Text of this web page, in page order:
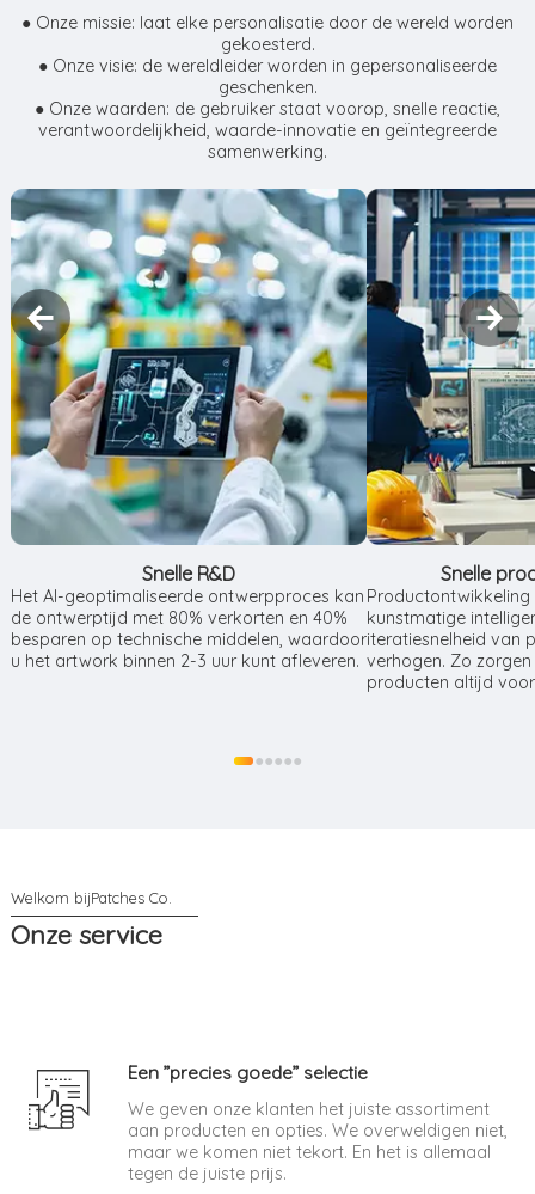
● Onze missie: laat elke personalisatie door de wereld worden
gekoesterd.
● Onze visie: de wereldleider worden in gepersonaliseerde
geschenken.
● Onze waarden: de gebruiker staat voorop, snelle reactie,
verantwoordelijkheid, waarde-innovatie en geïntegreerde
samenwerking.
Snelle R&D
Het AI-geoptimaliseerde ontwerpproces kan
de ontwerptijd met 80% verkorten en 40%
besparen op technische middelen, waardoor
u het artwork binnen 2-3 uur kunt afleveren.
Snelle
kunstmatige
iteratiesnelheid van
verhogen. Zo
producten altijd
● ●●●●●
Onze service
Een ”precies goede” selectie
We geven onze klanten het juiste assortiment
aan producten en opties. We overweldigen niet,
maar we komen niet tekort. En het is allemaal
tegen de juiste prijs.